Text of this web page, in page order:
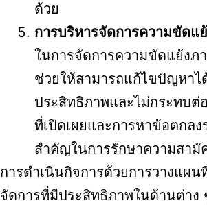
ด้วย
การบริหารจัดการความขัดแ
ในการจัดการความขัดแย้งภ
ช่วยให้สามารถแก้ไขปัญหาไ
ประสิทธิภาพและไม่กระทบต่
ที่เปิดเผยและการหาข้อตกล
สำคัญในการรักษาความสามั
การดำเนินกิจการด้วยการวางแผ
จัดการที่มีประสิทธิภาพในด้านต่าง